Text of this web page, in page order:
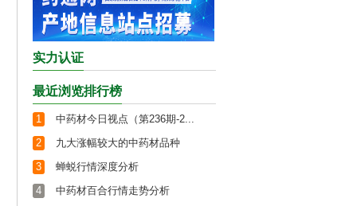
实力认证
最近浏览排行榜
1
中药材今日视点（第236期-2...
2
九大涨幅较大的中药材品种
3
蝉蜕行情深度分析
4
中药材百合行情走势分析